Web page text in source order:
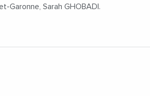
Garonne, Sarah GHOBADI.